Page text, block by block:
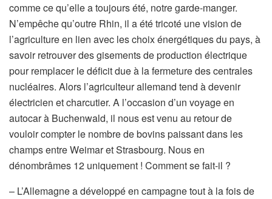
comme ce qu’elle a toujours été, notre garde-manger.
N’empêche qu’outre Rhin, il a été tricoté une vision de
l’agriculture en lien avec les choix énergétiques du pays, à
savoir retrouver des gisements de production électrique
pour remplacer le déficit due à la fermeture des centrales
nucléaires. Alors l’agriculteur allemand tend à devenir
électricien et charcutier. A l’occasion d’un voyage en
autocar à Buchenwald, il nous est venu au retour de
vouloir compter le nombre de bovins paissant dans les
champs entre Weimar et Strasbourg. Nous en
dénombrâmes 12 uniquement ! Comment se fait-il ?
– L’Allemagne a développé en campagne tout à la fois de